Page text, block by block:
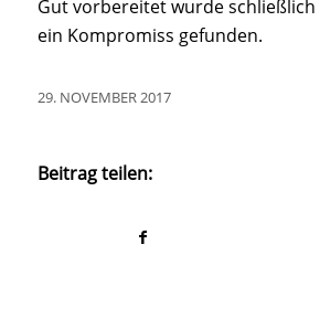
Gut vorbereitet wurde
ein Kompromiss gefunden.
29. NOVEMBER 2017
Beitrag teilen: